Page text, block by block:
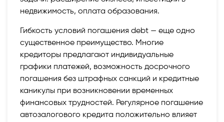
недвижимость, оплата образования.
Гибкость условий погашения debt — еще одно
существенное преимущество. Многие
кредиторы предлагают индивидуальные
графики платежей, возможность досрочного
погашения без штрафных санкций и кредитные
каникулы при возникновении временных
финансовых трудностей. Регулярное погашение
автозалогового кредита положительно влияет